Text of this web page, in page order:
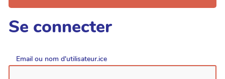
Se connecter
Email ou nom d'utilisateur.ice